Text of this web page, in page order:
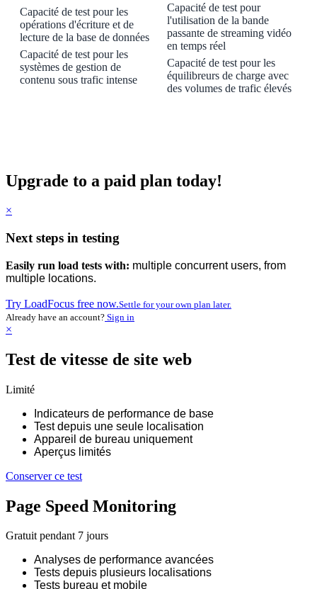
Capacité de test pour les
opérations d'écriture et de
lecture de la base de données
Capacité de test pour les
systèmes de gestion de
contenu sous trafic intense
Capacité de test pour
l'utilisation de la bande
passante de streaming vidéo
en temps réel
Capacité de test pour les
équilibreurs de charge avec
des volumes de trafic élevés
Upgrade to a paid plan today!
×
Next steps in testing
Easily run load tests with: multiple concurrent users, from
multiple locations.
Try LoadFocus free now.Settle for your own plan later.
Already have an account? Sign in
×
Test de vitesse de site web
Limité
Indicateurs de performance de base
Test depuis une seule localisation
Appareil de bureau uniquement
Aperçus limités
Conserver ce test
Page Speed Monitoring
Gratuit pendant 7 jours
Analyses de performance avancées
Tests depuis plusieurs localisations
Tests bureau et mobile